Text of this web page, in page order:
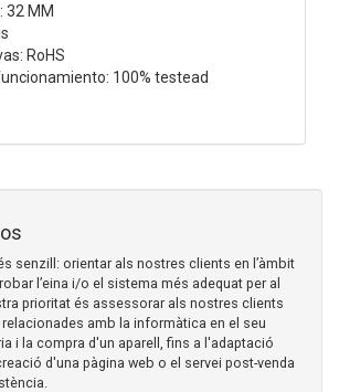
32 MM
RoHS
100% testead
senzill: orientar als nostres clients en l’àmbit
l’eina i/o el sistema més adequat per al
prioritat és assessorar als nostres clients
amb la informàtica en el seu
i la compra d'un aparell, fins a l'adaptació
d'una pàgina web o el servei post-venda